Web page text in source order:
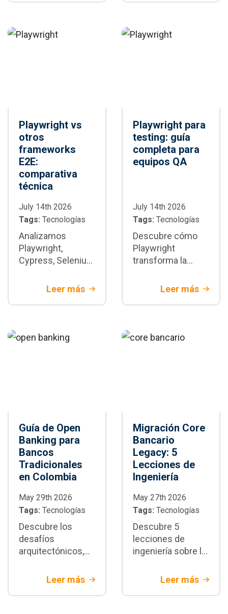
velocidad,
escenarios donde
cada framework
Playwright:
tests,
mantenimiento y
Playwright vs
otros
frameworks
E2E:
comparativa
técnica
July 14th 2026
Tags: Tecnologías
Analizamos
Playwright,
Cypress, Selenium
criterios técnicos
Descubre cuándo
mejor decisión
para tu proyecto.
Leer más
Playwright para
testing: guía
completa para
equipos QA
July 14th 2026
Tags: Tecnologías
Descubre cómo
Playwright
transforma la
pruebas E2E:
paralelización,
buenas prácticas y
Leer más
Guía de Open
Banking para
Bancos
Tradicionales
en Colombia
May 29th 2026
Tags: Tecnologías
Descubre los
desafíos
arquitectónicos,
integración del
Colombia. Aprende
Leer más
Migración Core
Bancario
Legacy: 5
Lecciones de
Ingeniería
May 27th 2026
Tags: Tecnologías
Descubre 5
lecciones de
ingeniería sobre la
bancario legacy.
arquitectura y
Leer más